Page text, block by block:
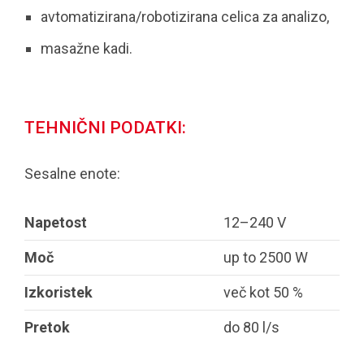
avtomatizirana/robotizirana celica za analizo,
masažne kadi.
TEHNIČNI PODATKI:
Sesalne enote:
Napetost 12–240 V
Moč up to 2500 W
Izkoristek več kot 50 %
Pretok do 80 l/s